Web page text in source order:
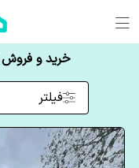
خرید و فروش
فیلتر